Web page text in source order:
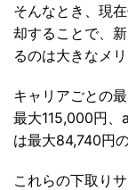
そんなとき、現
却することで、
るのは大きなメリ
キャリアごとの
最大115,000円、
は最大84,740円
これらの下取り